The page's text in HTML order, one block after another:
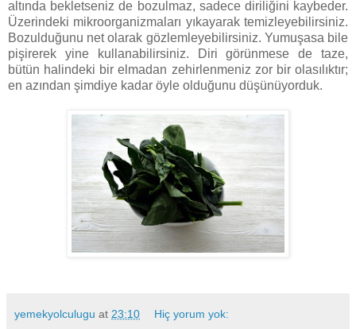
altında bekletseniz de bozulmaz, sadece diriliğini kaybeder.
Üzerindeki mikroorganizmaları yıkayarak temizleyebilirsiniz.
Bozulduğunu net olarak gözlemleyebilirsiniz. Yumuşasa bile
pişirerek yine kullanabilirsiniz. Diri görünmese de taze,
bütün halindeki bir elmadan zehirlenmeniz zor bir olasılıktır;
en azından şimdiye kadar öyle olduğunu düşünüyorduk.
yemekyolculugu at 23:10 Hiç yorum yok: